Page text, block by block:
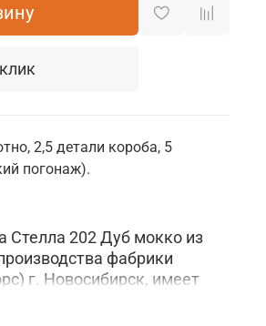
2,5 детали короба, 5
погонаж).
202 Дуб мокко из
фабрики
г. Новосибирск, имеет
по